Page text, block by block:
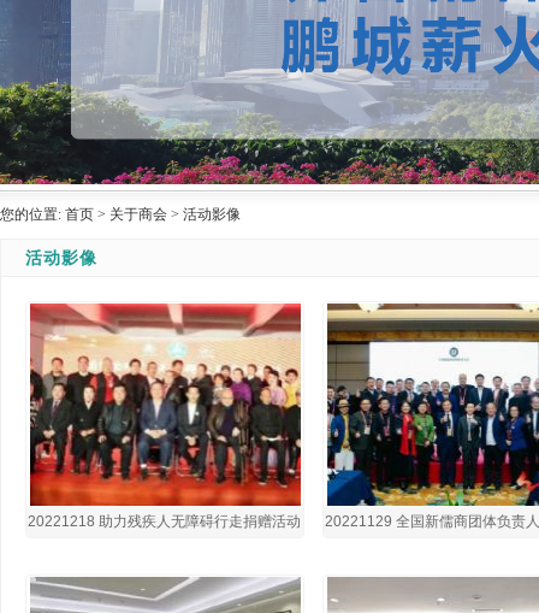
您的位置: 首页 > 关于商会 > 活动影像
活动影像
20221218 助力残疾人无障碍行走捐赠活动
20221129 全国新儒商团体负责